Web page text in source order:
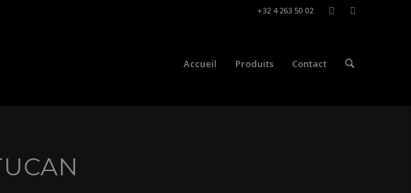
+32 4 263 50 02
Accueil Produits Contact